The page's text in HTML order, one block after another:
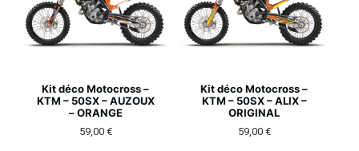
Kit déco Motocross –
KTM – 50SX – AUZOUX
– ORANGE
59,00 €
Kit déco Motocross –
KTM – 50SX – ALIX –
ORIGINAL
59,00 €